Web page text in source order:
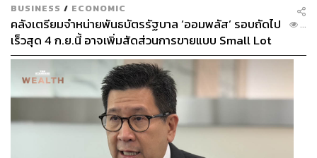
BUSINESS / ECONOMIC
คลังเตรียมจำหน่ายพันธบัตรรัฐบาล ‘ออมพลัส’ รอบถัดไป
เร็วสุด 4 ก.ย.นี้ อาจเพิ่มสัดส่วนการขายแบบ Small Lot
First มากขึ้น
...